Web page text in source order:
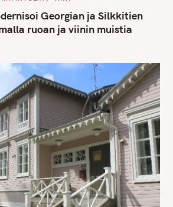
Georgian ja Silkkitien
ruoan ja viinin muistia